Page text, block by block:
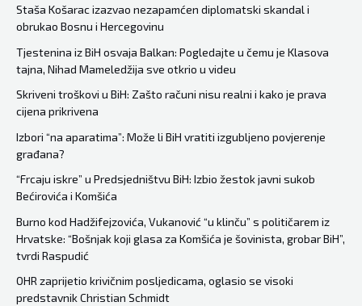
Ramiz
Salkić
je
trebao
završiti
u
zatvoru
zbog
pokušaja
prevare
nane
Fate
Staša Košarac izazvao nezapamćen diplomatski skandal i
obrukao Bosnu i Hercegovinu
Tjestenina iz BiH osvaja Balkan: Pogledajte u čemu je Klasova
tajna, Nihad Mameledžija sve otkrio u videu
Skriveni troškovi u BiH: Zašto računi nisu realni i kako je prava
cijena prikrivena
Izbori “na aparatima”: Može li BiH vratiti izgubljeno povjerenje
građana?
“Frcaju iskre” u Predsjedništvu BiH: Izbio žestok javni sukob
Bećirovića i Komšića
Burno kod Hadžifejzovića, Vukanović “u klinču” s političarem iz
Hrvatske: “Bošnjak koji glasa za Komšića je šovinista, grobar BiH”,
tvrdi Raspudić
OHR zaprijetio krivičnim posljedicama, oglasio se visoki
predstavnik Christian Schmidt